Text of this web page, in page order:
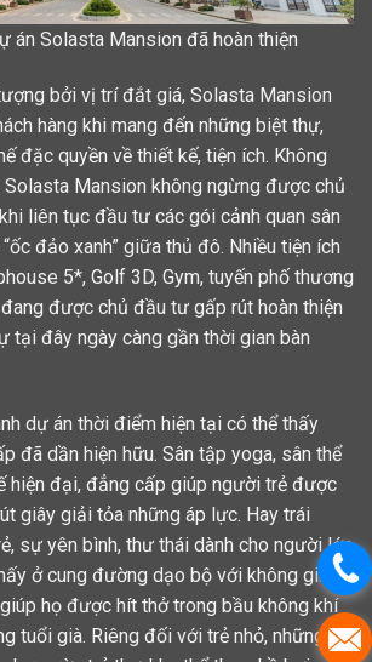
án Solasta Mansion đã hoàn thiện
bởi vị trí đắt giá, Solasta Mansion
hàng khi mang đến những biệt thự,
đặc quyền về thiết kế, tiện ích. Không
Mansion không ngừng được chủ
liên tục đầu tư các gói cảnh quan sân
đảo xanh” giữa thủ đô. Nhiều tiện ích
5*, Golf 3D, Gym, tuyến phố thương
được chủ đầu tư gấp rút hoàn thiện
tại đây ngày càng gần thời gian bàn
dự án thời điểm hiện tại có thể thấy
đã dần hiện hữu. Sân tập yoga, sân thể
hiện đại, đẳng cấp giúp người trẻ được
giây giải tỏa những áp lực. Hay trái
sự yên bình, thư thái dành cho người lớn
ở cung đường dạo bộ với không gian
họ được hít thở trong bầu không khí
tuổi già. Riêng đối với trẻ nhỏ, những